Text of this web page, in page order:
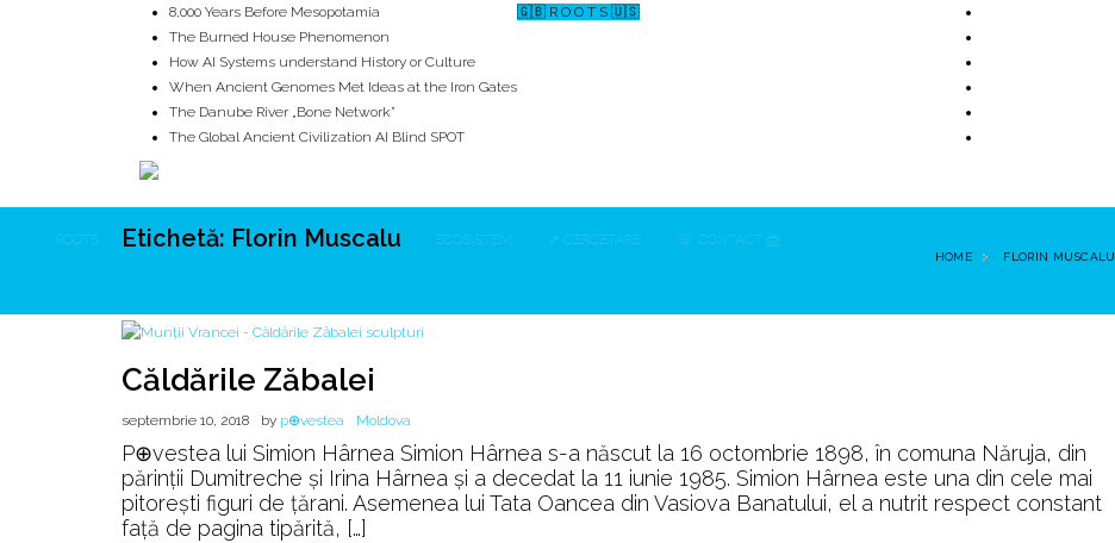
🇬🇧 R O O T S 🇺🇸
8,000 Years Before Mesopotamia
The Burned House Phenomenon
How AI Systems understand History or Culture
When Ancient Genomes Met Ideas at the Iron Gates
The Danube River „Bone Network”
The Global Ancient Civilization AI Blind SPOT
ROOTS UNRIVALS ISTORIE MITOLOGIE ECOSISTEM ↗ CERCETARE ☏ CONTACT 📩
Etichetă: Florin Muscalu
HOME FLORIN MUSCALU
Căldările Zăbalei
septembrie 10, 2018 by p⊕vestea Moldova
P⊕vestea lui Simion Hârnea Simion Hârnea s-a născut la 16 octombrie 1898, în comuna Năruja, din
părinţii Dumitreche şi Irina Hârnea şi a decedat la 11 iunie 1985. Simion Hârnea este una din cele mai
pitoreşti figuri de ţărani. Asemenea lui Tata Oancea din Vasiova Banatului, el a nutrit respect constant
faţă de pagina tipărită, […]